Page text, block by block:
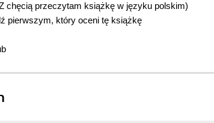
chęcią przeczytam książkę w języku polskim)
pierwszym, który oceni tę książkę